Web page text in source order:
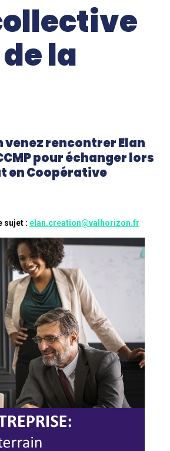
la
venez rencontrer Elan
pour échanger lors
en Coopérative
sujet : elan.creation@valhorizon.fr